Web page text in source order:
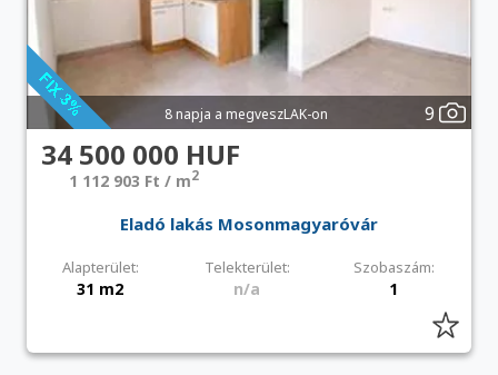
8 napja a megveszLAK-on 9
34 500 000 HUF
1 112 903 Ft / m2
Eladó lakás Mosonmagyaróvár
Alapterület: Telekterület: Szobaszám:
31 m2 n/a 1